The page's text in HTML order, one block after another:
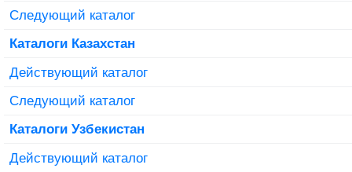
Следующий каталог
Каталоги Казахстан
Действующий каталог
Следующий каталог
Каталоги Узбекистан
Действующий каталог